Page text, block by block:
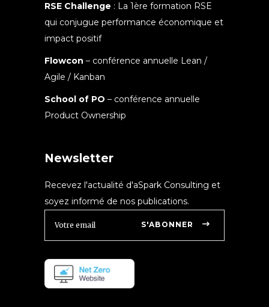
RSE Challenge : La 1ère formation RSE
qui conjugue performance économique et
impact positif
Flowcon – conférence annuelle Lean /
Agile / Kanban
School of PO – conférence annuelle
Product Ownership
Newsletter
Recevez l'actualité d'aSpark Consulting et
soyez informé de nos publications.
S'ABONNER